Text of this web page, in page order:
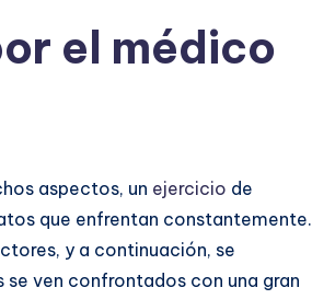
el médico
aspectos, un ejercicio de
que enfrentan constantemente.
y a continuación, se
ven confrontados con una gran